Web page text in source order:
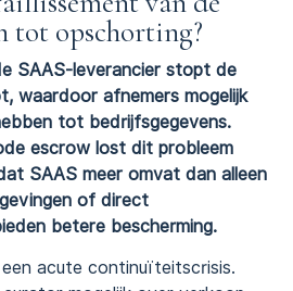
tot opschorting?
SAAS-leverancier stopt de
waardoor afnemers mogelijk
tot bedrijfsgegevens.
escrow lost dit probleem
SAAS meer omvat dan alleen
of direct
betere bescherming.
acute continuïteitscrisis.